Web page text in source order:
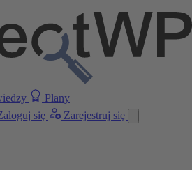
Plany
się Zarejestruj się